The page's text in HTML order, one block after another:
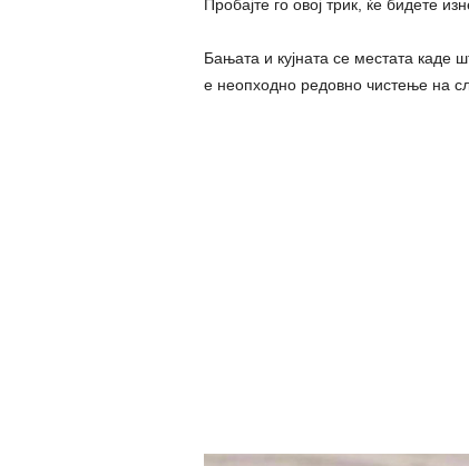
Пробајте го овој трик, ќе бидете
Бањата и кујната се местата каде
е неопходно редовно чистење на